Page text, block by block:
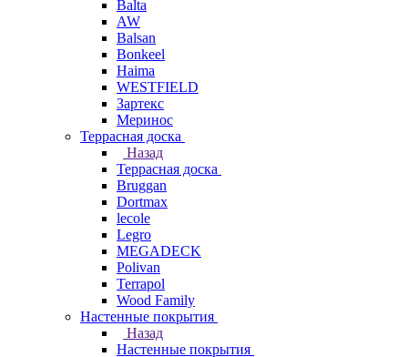
Balta
AW
Balsan
Bonkeel
Haima
WESTFIELD
Зартекс
Меринос
Террасная доска
Назад
Террасная доска
Bruggan
Dortmax
lecole
Legro
MEGADECK
Polivan
Terrapol
Wood Family
Настенные покрытия
Назад
Настенные покрытия